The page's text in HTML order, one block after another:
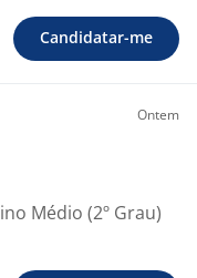
Candidatar-me
Ontem
Médio (2º Grau)